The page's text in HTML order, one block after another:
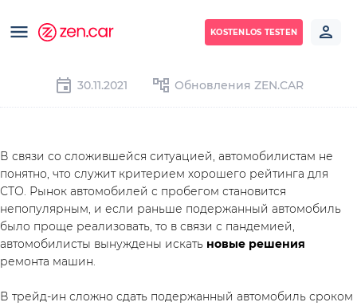
KOSTENLOS TESTEN
30.11.2021 Обновления ZEN.CAR
В связи со сложившейся ситуацией, автомобилистам не
понятно, что служит критерием хорошего рейтинга для
СТО. Рынок автомобилей с пробегом становится
непопулярным, и если раньше подержанный автомобиль
было проще реализовать, то в связи с пандемией,
автомобилисты вынуждены искать
ремонта машин.
В трейд-ин сложно сдать подержанный автомобиль сроком